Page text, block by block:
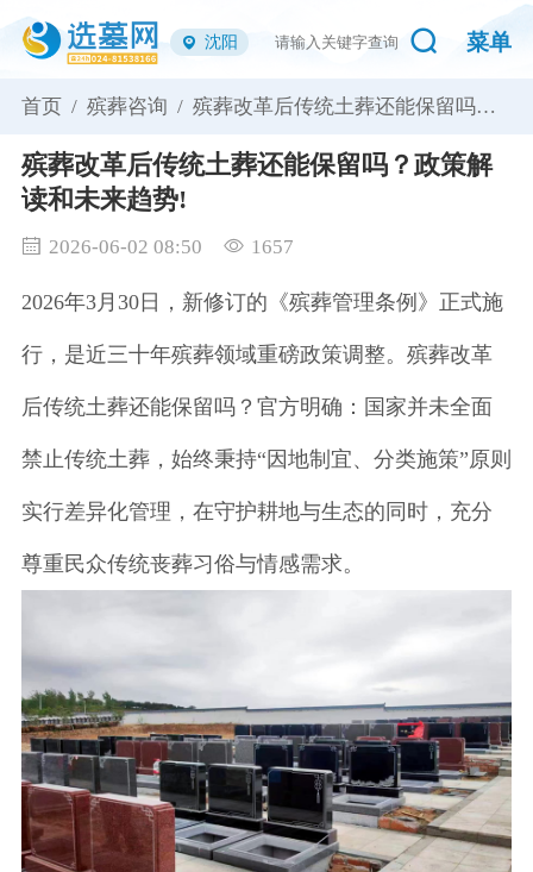
沈阳 菜单
首页 / 殡葬咨询 / 殡葬改革后传统土葬还能保留吗？
殡葬改革后传统土葬还能保留吗？政策解
读和未来趋势!
2026-06-02 08:50 1657
2026年3月30日，新修订的《殡葬管理条例》正式施
行，是近三十年殡葬领域重磅政策调整。殡葬改革
后传统土葬还能保留吗？官方明确：国家并未全面
禁止传统土葬，始终秉持“因地制宜、分类施策”原则
实行差异化管理，在守护耕地与生态的同时，充分
尊重民众传统丧葬习俗与情感需求。